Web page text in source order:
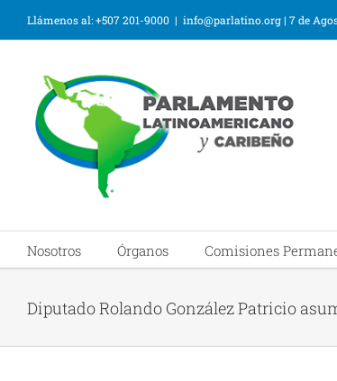
Llámenos al: +507 201-9000 | info@parlatino.org| 7 de
Nosotros Órganos Comisiones
Diputado Rolando González Patricio